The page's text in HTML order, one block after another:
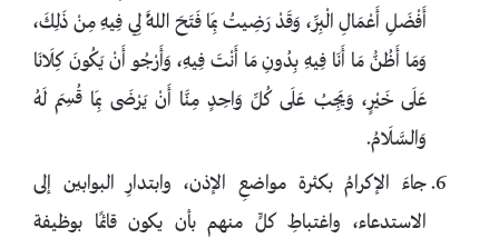
أَفْضَلِ أَعْمَالِ الْبِرِّ، وَقَدْ رَضِيتُ بِمَا فَتَحَ اللَّهُ لِي فِيهِ مِنْ ذَلِكَ،
وَمَا أَظُنُّ مَا أَنَا فِيهِ بِدُونِ مَا أَنْتَ فِيهِ، وَأَرْجُو أَنْ يَكُونَ كِلَانَا
عَلَى خَيْرٍ، وَيَجِبُ عَلَى كُلِّ وَاحِدٍ مِنَّا أَنْ يَرْضَى بِمَا قُسِمَ لَهُ
وَالسَّلَامُ.
جاءَ الإكرامُ بكثرة مواضعِ الإذن، وابتدارِ البوابين إلى
الاستدعاء، واغتباطِ كلٍّ منهم بأن يكون قائمًا بوظيفة